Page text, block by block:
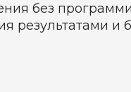
без
результатами и